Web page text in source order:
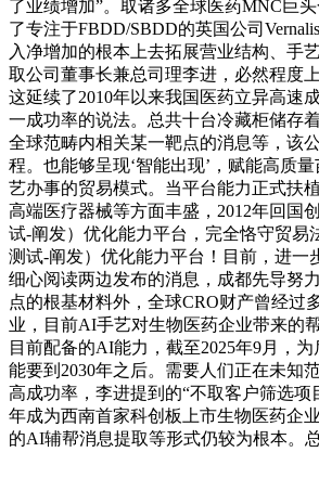
了业绩增加”。取诸多全球医药MNC巨
了专注于FBDD/SBDD的英国公司
入净增加的根本上去拓展营业结构、手
取公司董事长兼总司理李进，必然程度
这延续了2010年以来我国医药立异高速
一成功率的说法。总共十台冷藏柜储存
全球范畴内相关某一靶点的消息等，该
程。也能够呈现‘智能出现’，赋能高质
艺办事的贸易模式。当平台能力正式扶
高端医疗器械等方面丰盛，2012年回国
试-阐发）优化能力平台，完全恪守贸
测试-阐发）优化能力平台！目前，进一
细心阅读两边发布的消息，成都先导努
点的根基材料外，全球CRO财产曾经过
业，目前AI手艺对生物医药企业带来的
目前配备的AI能力，截至2025年9月，
能要到2030年之后。需要人们正在未知
高成功率，李进提到的“不取客户筛选
年成为西南首家科创板上市生物医药企
的AI辅帮消息提取等形式仍较为根本。